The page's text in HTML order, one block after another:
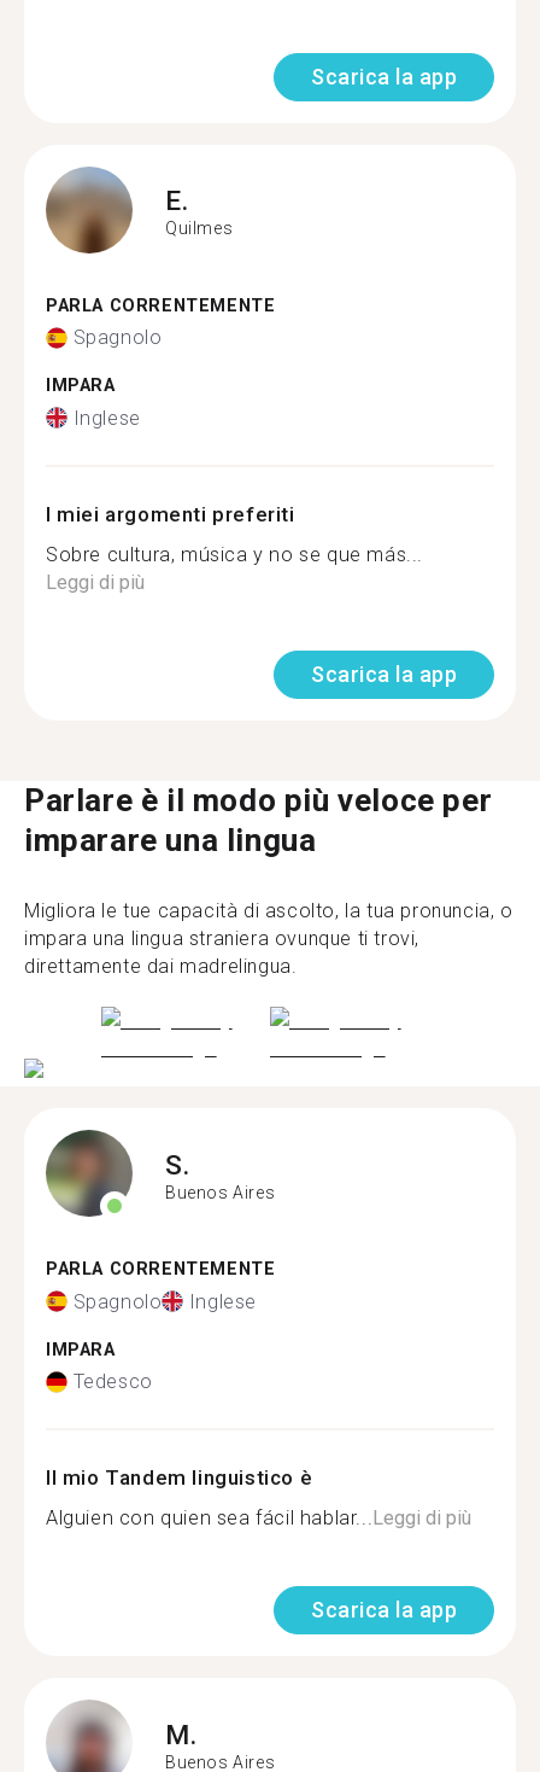
Scarica la app
E.
Quilmes
PARLA CORRENTEMENTE
Spagnolo
IMPARA
Inglese
I miei argomenti preferiti
Sobre cultura, música y no se que más...
Leggi di più
Scarica la app
Parlare è il modo più veloce per
imparare una lingua
Migliora le tue capacità di ascolto, la tua pronuncia, o
impara una lingua straniera ovunque ti trovi,
direttamente dai madrelingua.
S.
Buenos Aires
PARLA CORRENTEMENTE
Spagnolo Inglese
IMPARA
Tedesco
Il mio Tandem linguistico è
Alguien con quien sea fácil hablar...Leggi di più
Scarica la app
M.
Buenos Aires